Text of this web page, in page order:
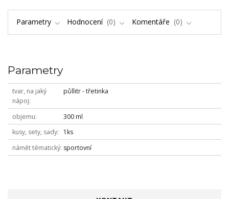
Parametry Hodnocení 0 Komentáře 0
Parametry
tvar, na jaký
nápoj
půllitr - třetinka
objemu
300 ml
kusy, sety, sady
1ks
námět tématický sportovní